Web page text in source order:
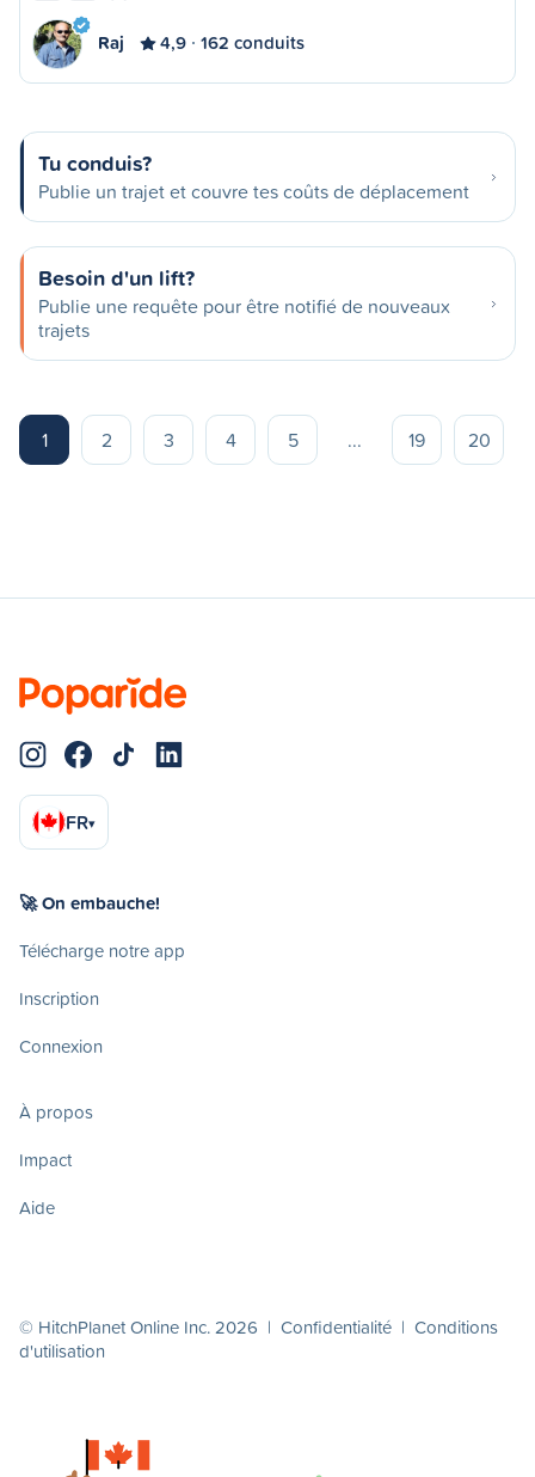
Raj 4,9 162 conduits
Tu conduis?
Publie un trajet et couvre tes coûts de déplacement
Besoin d'un lift?
Publie une requête pour être notifié de nouveaux
trajets
1 2 3 4 5 ... 19 20
FR▾
🚀 On embauche!
Télécharge notre app
Inscription
Connexion
À propos
Impact
Aide
© HitchPlanet Online Inc. 2026 | Confidentialité | Conditions
d'utilisation